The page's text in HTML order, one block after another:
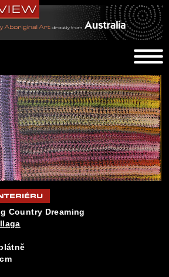
Country Dreaming